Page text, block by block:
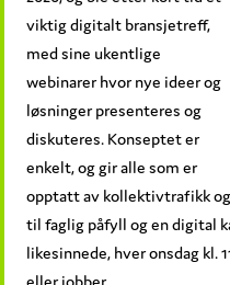
viktig digitalt bransjetreff,
med sine ukentlige
webinarer hvor nye ideer og
løsninger presenteres og
diskuteres. Konseptet er
enkelt, og gir alle som er
opptatt av kollektivtrafikk
til faglig påfyll og en digital
likesinnede, hver onsdag kl.